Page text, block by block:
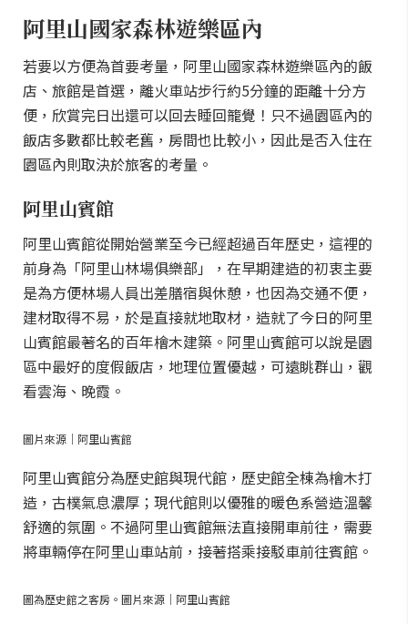
阿里山國家森林遊樂區內
若要以方便為首要考量，阿里山國家森林遊樂區內的飯
店、旅館是首選，離火車站步行約5分鐘的距離十分方
便，欣賞完日出還可以回去睡回籠覺！只不過園區內的
飯店多數都比較老舊，房間也比較小，因此是否入住在
園區內則取決於旅客的考量。
阿里山賓館
阿里山賓館從開始營業至今已經超過百年歷史，這裡的
前身為「阿里山林場俱樂部」，在早期建造的初衷主要
是為方便林場人員出差膳宿與休憩，也因為交通不便，
建材取得不易，於是直接就地取材，造就了今日的阿里
山賓館最著名的百年檜木建築。阿里山賓館可以說是園
區中最好的度假飯店，地理位置優越，可遠眺群山，觀
看雲海、晚霞。
圖片來源｜阿里山賓館
阿里山賓館分為歷史館與現代館，歷史館全棟為檜木打
造，古樸氣息濃厚；現代館則以優雅的暖色系營造溫馨
舒適的氛圍。不過阿里山賓館無法直接開車前往，需要
將車輛停在阿里山車站前，接著搭乘接駁車前往賓館。
圖為歷史館之客房。圖片來源｜阿里山賓館